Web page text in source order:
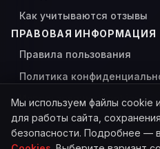
Как учитываются отзывы
ПРАВОВАЯ ИНФОРМАЦИЯ
Правила пользования
Политика
Использование Cookies
Мы используем файлы cookie
для работы сайта,
безопасности. Подробнее —